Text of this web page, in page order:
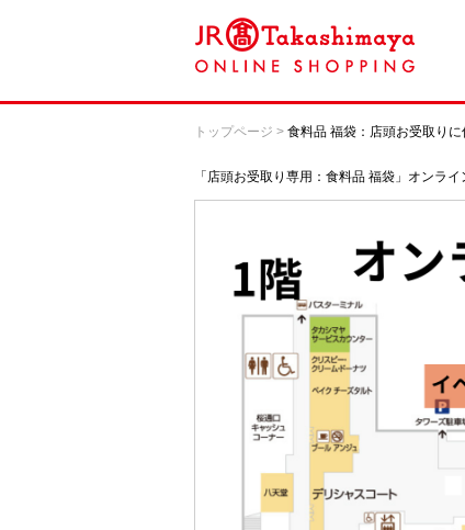
トップページ > 食料品 福袋：店頭お受取り
「店頭お受取り専用：食料品 福袋」オンラ